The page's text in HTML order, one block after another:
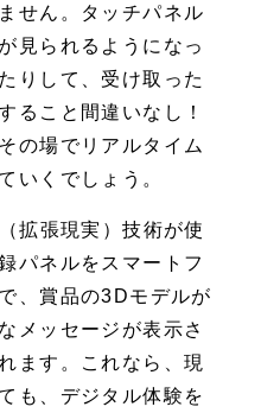
せん。タッチパネル
見られるようになっ
りして、受け取った
ること間違いなし！
の場でリアルタイム
いくでしょう。
拡張現実）技術が使
パネルをスマートフ
、賞品の3Dモデルが
メッセージが表示さ
ます。これなら、現
も、デジタル体験を